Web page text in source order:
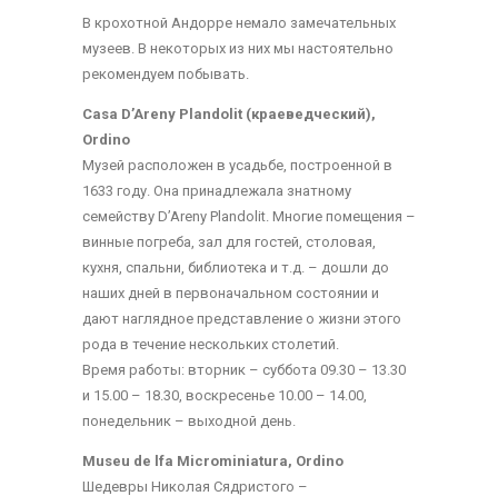
В крохотной Андорре немало замечательных
музеев. В некоторых из них мы настоятельно
рекомендуем побывать.
Casa D’Areny Plandolit (краеведчeский),
Ordino
Музей расположен в усадьбе, построенной в
1633 году. Она принадлежала знатному
семейству D’Areny Plandolit. Многие помещения –
винные погреба, зал для гостей, столовая,
кухня, спальни, библиотека и т.д. – дошли до
наших дней в первоначальном состоянии и
дают наглядное представление о жизни этого
рода в течение нескольких столетий.
Время работы: вторник – субботa 09.30 – 13.30
и 15.00 – 18.30, воскрeсeньe 10.00 – 14.00,
понедельник – выходной день.
Museu de lfa Microminiatura, Ordino
Шедевры Николая Сядристого –